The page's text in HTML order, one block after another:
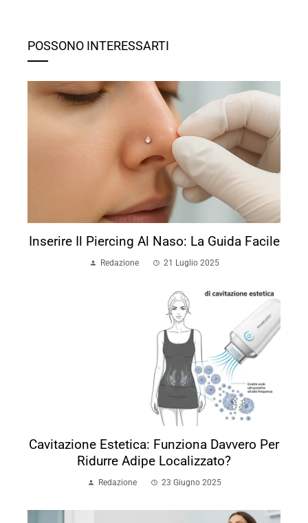
POSSONO INTERESSARTI
Inserire Il Piercing Al Naso: La Guida Facile
Redazione 21 Luglio 2025
Cavitazione Estetica: Funziona Davvero Per
Ridurre Adipe Localizzato?
Redazione 23 Giugno 2025